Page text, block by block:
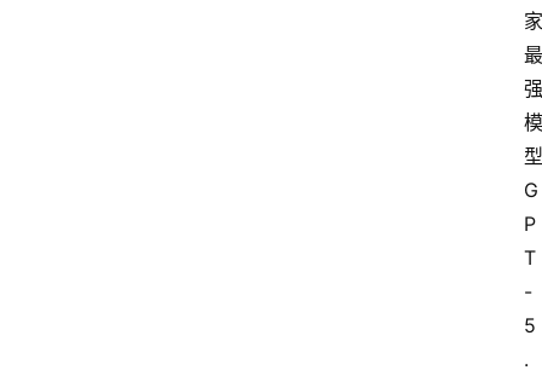
家
最
强
模
型
G
P
T
-
5
.